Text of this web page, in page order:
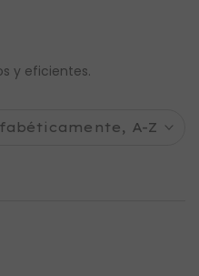
y eficientes.
A-Z